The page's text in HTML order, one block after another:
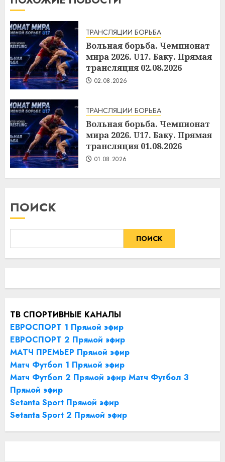
ТРАНСЛЯЦИИ БОРЬБА
Вольная борьба. Чемпионат
мира 2026. U17. Баку. Прямая
трансляция 02.08.2026
02.08.2026
ТРАНСЛЯЦИИ БОРЬБА
Вольная борьба. Чемпионат
мира 2026. U17. Баку. Прямая
трансляция 01.08.2026
01.08.2026
ПОИСК
ПОИСК
ТВ СПОРТИВНЫЕ КАНАЛЫ
ЕВРОСПОРТ 1 Прямой эфир
ЕВРОСПОРТ 2 Прямой эфир
МАТЧ ПРЕМЬЕР Прямой эфир
Матч Футбол 1 Прямой эфир
Матч Футбол 2 Прямой эфир Матч Футбол 3
Прямой эфир
Setanta Sport Прямой эфир
Setanta Sport 2 Прямой эфир